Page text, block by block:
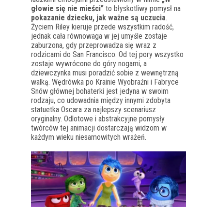
głowie się nie mieści” to błyskotliwy pomysł na
pokazanie dziecku, jak ważne są uczucia.
Życiem Riley kieruje przede wszystkim radość,
jednak cała równowaga w jej umyśle zostaje
zaburzona, gdy przeprowadza się wraz z
rodzicami do San Francisco. Od tej pory wszystko
zostaje wywrócone do góry nogami, a
dziewczynka musi poradzić sobie z wewnętrzną
walką. Wędrówka po Krainie Wyobraźni i Fabryce
Snów głównej bohaterki jest jedyna w swoim
rodzaju, co udowadnia między innymi zdobyta
statuetka Oscara za najlepszy scenariusz
oryginalny. Odlotowe i abstrakcyjne pomysły
twórców tej animacji dostarczają widzom w
każdym wieku niesamowitych wrażeń.